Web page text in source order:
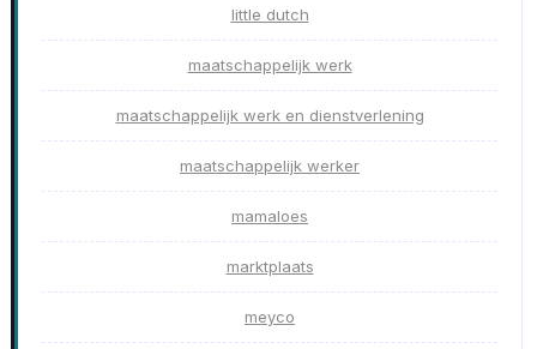
little dutch
maatschappelijk werk
maatschappelijk werk en dienstverlening
maatschappelijk werker
mamaloes
marktplaats
meyco